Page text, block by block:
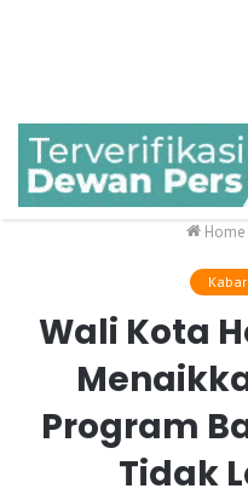
Home
Kabar
Wali Kota
Program
Tidak